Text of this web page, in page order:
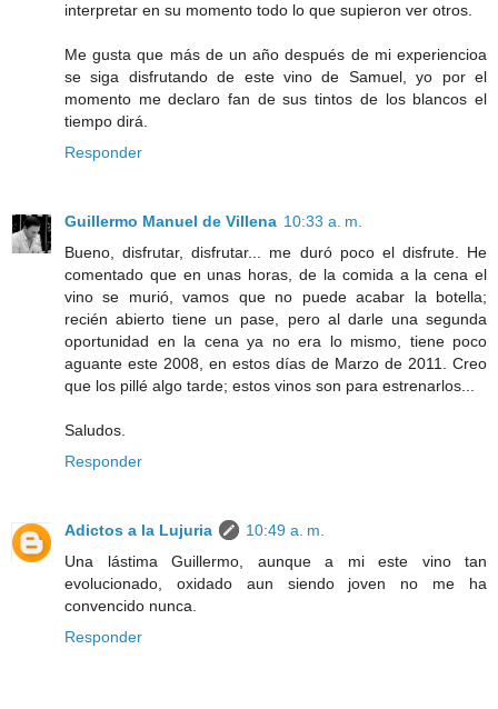
interpretar en su momento todo lo que supieron ver otros.
Me gusta que más de un año después de mi experiencioa
se siga disfrutando de este vino de Samuel, yo por el
momento me declaro fan de sus tintos de los blancos el
tiempo dirá.
Responder
Guillermo Manuel de Villena 10:33 a. m.
Bueno, disfrutar, disfrutar... me duró poco el disfrute. He
comentado que en unas horas, de la comida a la cena el
vino se murió, vamos que no puede acabar la botella;
recién abierto tiene un pase, pero al darle una segunda
oportunidad en la cena ya no era lo mismo, tiene poco
aguante este 2008, en estos días de Marzo de 2011. Creo
que los pillé algo tarde; estos vinos son para estrenarlos...
Saludos.
Responder
Adictos a la Lujuria
10:49 a. m.
Una lástima Guillermo, aunque a mi este vino tan
evolucionado, oxidado aun siendo joven no me ha
convencido nunca.
Responder